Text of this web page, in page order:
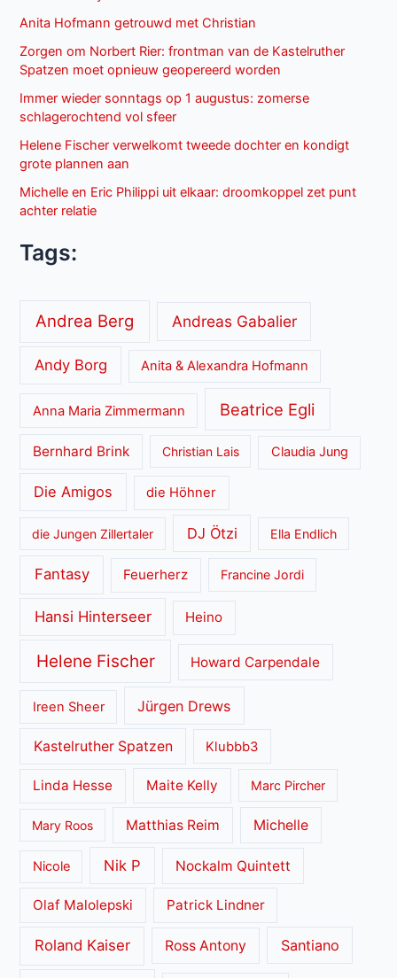
Anita Hofmann getrouwd met Christian
Zorgen om Norbert Rier: frontman van de Kastelruther
Spatzen moet opnieuw geopereerd worden
Immer wieder sonntags op 1 augustus: zomerse
schlagerochtend vol sfeer
Helene Fischer verwelkomt tweede dochter en kondigt
grote plannen aan
Michelle en Eric Philippi uit elkaar: droomkoppel zet punt
achter relatie
Tags:
Andrea Berg Andreas Gabalier
Andy Borg Anita & Alexandra Hofmann
Anna Maria Zimmermann Beatrice Egli
Bernhard Brink Christian Lais Claudia Jung
Die Amigos die Höhner
die Jungen Zillertaler DJ Ötzi Ella Endlich
Fantasy Feuerherz Francine Jordi
Hansi Hinterseer Heino
Helene Fischer Howard Carpendale
Ireen Sheer Jürgen Drews
Kastelruther Spatzen Klubbb3
Linda Hesse Maite Kelly Marc Pircher
Mary Roos Matthias Reim Michelle
Nicole Nik P Nockalm Quintett
Olaf Malolepski Patrick Lindner
Roland Kaiser Ross Antony Santiano